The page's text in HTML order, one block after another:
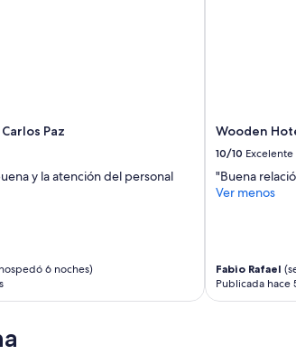
Paz
y la atención del personal
6 noches)
Wooden
10/10 Excelente
"Buena
Ver menos
Fabio Rafael
Publicada hace